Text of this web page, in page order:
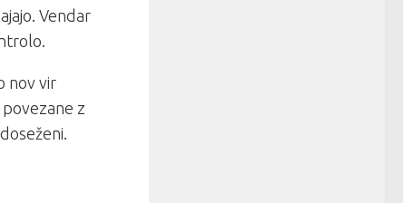
Vendar
nov vir
z